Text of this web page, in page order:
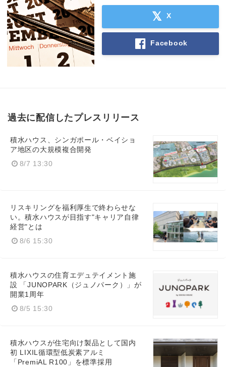
X
Facebook
過去に配信したプレスリリース
積水ハウス、シンガポール・ベイショ
ア地区の大規模複合開発
8/7 13:30
リスキリングを福利厚生で終わらせな
い。積水ハウスが目指す"キャリア自律
経営"とは
8/6 15:30
積水ハウスの住育エデュテイメント施
設 「JUNOPARK（ジュノパーク）」が
開業1周年
8/5 15:30
積水ハウスが住宅向け製品として国内
初 LIXIL循環型低炭素アルミ
「PremiAL R100」を標準採用